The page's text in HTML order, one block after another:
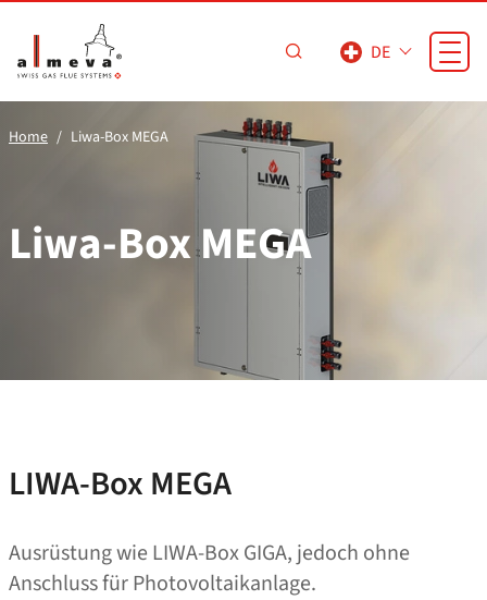
DE
Home Liwa-Box MEGA
Liwa-Box MEGA
LIWA-Box MEGA
Ausrüstung wie LIWA-Box GIGA, jedoch ohne
Anschluss für Photovoltaikanlage.